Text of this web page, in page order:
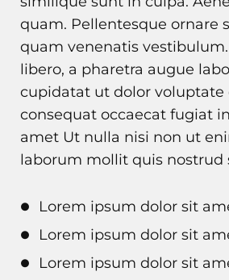
quam. Pellentesque ornare
quam venenatis
libero, a pharetra augue
cupidatat ut dolor voluptate
consequat occaecat fugiat
amet Ut nulla nisi non ut
laborum mollit quis nostrud
Lorem ipsum dolor sit
Lorem ipsum dolor sit
Lorem ipsum dolor sit